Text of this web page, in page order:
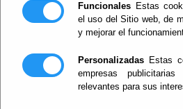
Funcionales Estas
el uso del Sitio web, de
y mejorar el
Personalizadas Estas
empresas
relevantes para sus
62a9779c04e4b.pdf